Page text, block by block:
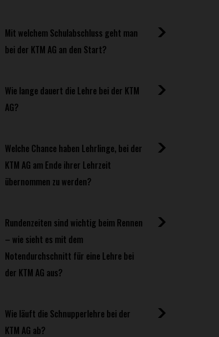
Mit welchem Schulabschluss geht man
bei der KTM AG an den Start?
Wie lange dauert die Lehre bei der KTM
AG?
Welche Chance haben Lehrlinge, bei der
KTM AG am Ende ihrer Lehrzeit
übernommen zu werden?
Rundenzeiten sind wichtig beim Rennen
– wie sieht es mit dem
Notendurchschnitt für eine Lehre bei
der KTM AG aus?
Wie läuft die Schnupperlehre bei der
KTM AG ab?